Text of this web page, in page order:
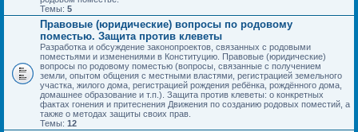
Темы: 5
Правовые (юридические) вопросы по родовому
поместью. Защита против клеветы
Разработка и обсуждение законопроектов, связанных с родовыми
поместьями и изменениями в Конституцию. Правовые (юридические)
вопросы по родовому поместью (вопросы, связанные с получением
земли, опытом общения с местными властями, регистрацией земельного
участка, жилого дома, регистрацией рождения ребёнка, рождённого дома,
домашнее образование и т.п.). Защита против клеветы: о конкретных
фактах гонения и притеснения Движения по созданию родовых поместий, а
также о методах защиты своих прав.
Темы: 12